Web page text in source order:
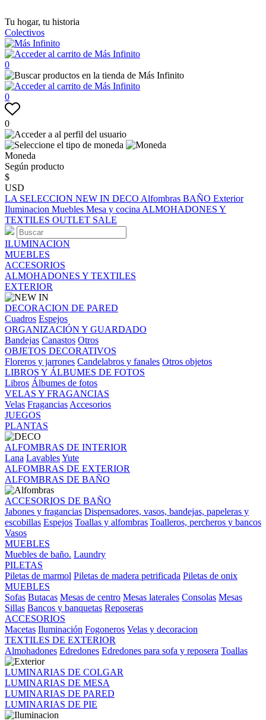
Tu hogar, tu historia
Colectivos
0
0
0
Moneda
Según producto
$
USD
LA SELECCION NEW IN DECO Alfombras BAÑO Exterior
Iluminacion Muebles Mesa y cocina ALMOHADONES Y
TEXTILES OUTLET SALE
ILUMINACION
MUEBLES
ACCESORIOS
ALMOHADONES Y TEXTILES
EXTERIOR
DECORACION DE PARED
Cuadros Espejos
ORGANIZACIÓN Y GUARDADO
Bandejas Canastos Otros
OBJETOS DECORATIVOS
Floreros y jarrones Candelabros y fanales Otros objetos
LIBROS Y ÁLBUMES DE FOTOS
Libros Álbumes de fotos
VELAS Y FRAGANCIAS
Velas Fragancias Accesorios
JUEGOS
PLANTAS
ALFOMBRAS DE INTERIOR
Lana LavablesYute
ALFOMBRAS DE EXTERIOR
ALFOMBRAS DE BAÑO
ACCESORIOS DE BAÑO
Jabones y fragancias Dispensadores, vasos, bandejas, papeleras y
escobillas Espejos Toallas y alfombras Toalleros, percheros y bancos
Vasos
MUEBLES
Muebles de baño. Laundry
PILETAS
Piletas de marmol Piletas de madera petrificada Piletas de onix
MUEBLES
Sofas Butacas Mesas de centro Mesas laterales Consolas Mesas
Sillas Bancos y banquetas Reposeras
ACCESORIOS
Macetas Iluminación Fogoneros Velas y decoracion
TEXTILES DE EXTERIOR
Almohadones Edredones Edredones para sofa y reposera Toallas
LUMINARIAS DE COLGAR
LUMINARIAS DE MESA
LUMINARIAS DE PARED
LUMINARIAS DE PIE